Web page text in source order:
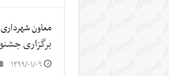
معاون
برگزاری جشنواره بهاری
۱۳۹۹/۰۱/۰۹